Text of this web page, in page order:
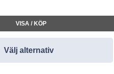
VISA / KÖP
Välj alternativ